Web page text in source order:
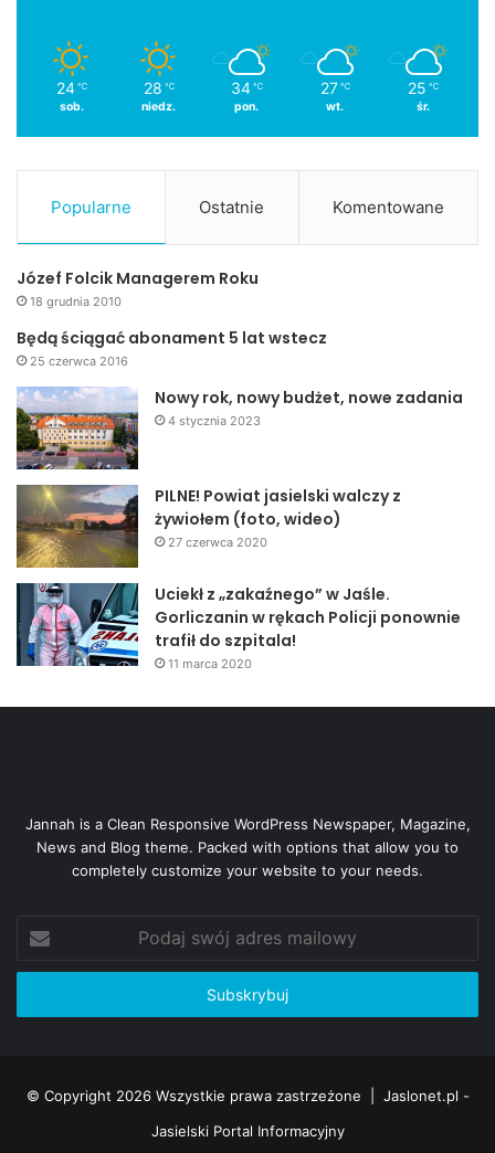
24 ℃
sob.
28 ℃
niedz.
34 ℃
pon.
27 ℃
wt.
25 ℃
śr.
Popularne Ostatnie Komentowane
Józef Folcik Managerem Roku
18 grudnia 2010
Będą ściągać abonament 5 lat wstecz
25 czerwca 2016
Nowy rok, nowy budżet, nowe zadania
4 stycznia 2023
PILNE! Powiat jasielski walczy z
żywiołem (foto, wideo)
27 czerwca 2020
Uciekł z „zakaźnego” w Jaśle.
Gorliczanin w rękach Policji ponownie
trafił do szpitala!
11 marca 2020
Jannah is a Clean Responsive WordPress Newspaper, Magazine,
News and Blog theme. Packed with options that allow you to
completely customize your website to your needs.
swój
adres
© Copyright 2026 Wszystkie prawa zastrzeżone | Jaslonet.pl -
Jasielski Portal Informacyjny